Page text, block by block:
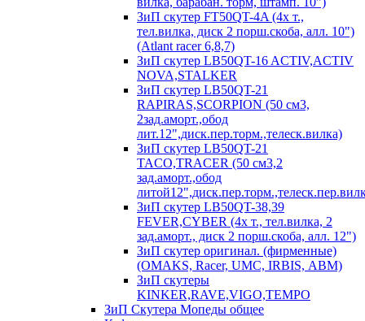
ЗиП скутер FT50QT-4A (4х т.,
тел.вилка, диск 2 порш.скоба, алл. 10")
(Atlant racer 6,8,7)
ЗиП скутер LB50QT-16 ACTIV,ACTIV
NOVA,STALKER
ЗиП скутер LB50QT-21
RAPIRAS,SCORPION (50 см3,
2зад.аморт.,обод
лит.12",диск.пер.торм.,телеск.вилка)
ЗиП скутер LB50QT-21
TACO,TRACER (50 см3,2
зад.аморт.,обод
ЗиП скутер LB50QT-38,39
FEVER,CYBER (4х т., тел.вилка, 2
зад.аморт., диск 2 порш.скоба, алл. 12")
ЗиП скутер оригинал. (фирменные)
(OMAKS, Racer, UMC, IRBIS, АВМ)
ЗиП скутеры
KINKER,RAVE,VIGO,TEMPO
ЗиП Скутера Мопеды общее